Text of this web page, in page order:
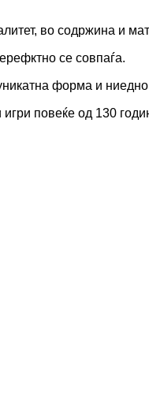
во содржина и
се совпаѓа.
форма и ниедно
повеќе од 130